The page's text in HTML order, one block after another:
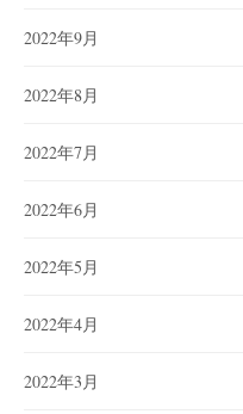
2022年9月
2022年8月
2022年7月
2022年6月
2022年5月
2022年4月
2022年3月